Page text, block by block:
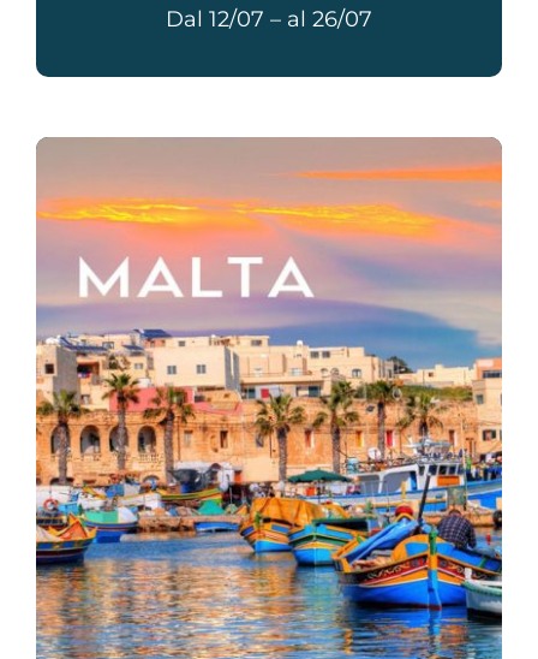
Dal 12/07 – al 26/07